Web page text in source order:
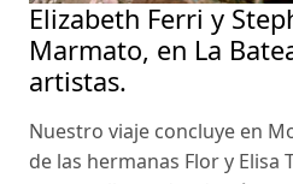
Elizabeth Ferri y
Marmato, en La
artistas.
Nuestro viaje concluye en
de las hermanas Flor y Elisa